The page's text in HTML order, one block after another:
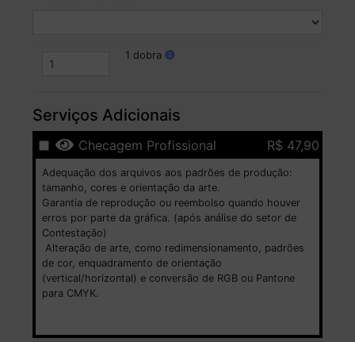
1 dobra
Serviços Adicionais
Checagem Profissional R$ 47,90
Adequação dos arquivos aos padrões de produção:
tamanho, cores e orientação da arte.
Garantia de reprodução ou reembolso quando houver
erros por parte da gráfica. (após análise do setor de
Contestação)
Alteração de arte, como redimensionamento, padrões
de cor, enquadramento de orientação
(vertical/horizontal) e conversão de RGB ou Pantone
para CMYK.